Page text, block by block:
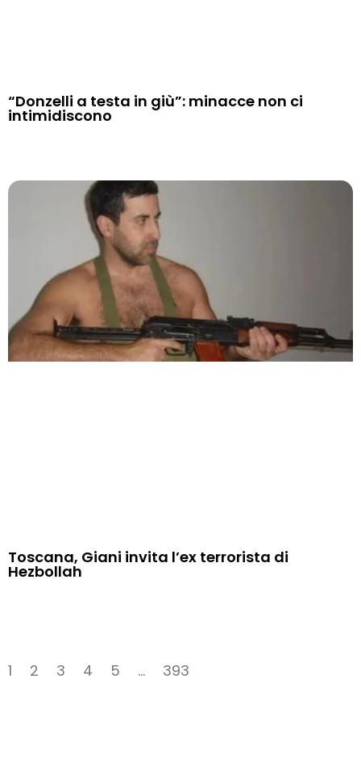
“Donzelli a testa in giù”: minacce non ci
intimidiscono
Toscana, Giani invita l’ex terrorista di
Hezbollah
1 2 3 4 5 … 393